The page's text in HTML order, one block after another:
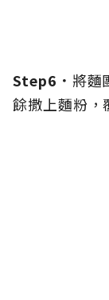
Step6． 將麵
餘撒上麵粉，